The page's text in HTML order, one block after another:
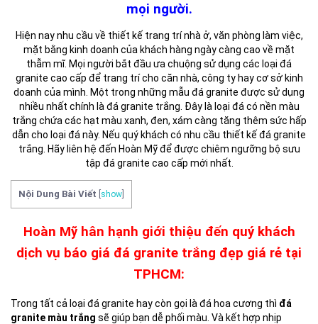
mọi người.
Hiện nay nhu cầu về thiết kế trang trí nhà ở, văn phòng làm việc,
mặt bằng kinh doanh của khách hàng ngày càng cao về mặt
thẫm mĩ. Mọi người bắt đầu ưa chuộng sử dụng các loại đá
granite cao cấp để trang trí cho căn nhà, công ty hay cơ sở kinh
doanh của mình. Một trong những mẫu đá granite được sử dụng
nhiều nhất chính là đá granite trắng. Đây là loại đá có nền màu
trắng chứa các hạt màu xanh, đen, xám càng tăng thêm sức hấp
dẫn cho loại đá này. Nếu quý khách có nhu cầu thiết kế đá granite
trắng. Hãy liên hệ đến Hoàn Mỹ để được chiêm ngưỡng bộ sưu
tập đá granite cao cấp mới nhất.
Nội Dung Bài Viết show
Hoàn Mỹ hân hạnh giới thiệu đến quý khách
dịch vụ báo giá đá granite trắng đẹp giá rẻ tại
TPHCM:
Trong tất cả loại đá granite hay còn gọi là đá hoa cương thì đá
granite màu trắng sẽ giúp bạn dễ phối màu. Và kết hợp nhịp